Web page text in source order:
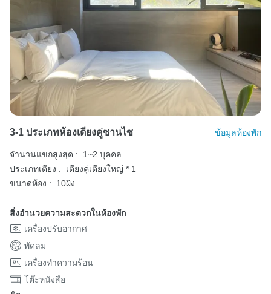
3-1 ประเภทห้องเตียงคู่ซานไซ ข้อมูลห้องพัก
จำนวนแขกสูงสุด :
1~2 บุคคล
ประเภทเตียง :
เตียงคู่เตียงใหญ่ * 1
ขนาดห้อง :
10ผิง
สิ่งอำนวยความสะดวกในห้องพัก
เครื่องปรับอากาศ
พัดลม
เครื่องทำความร้อน
โต๊ะหนังสือ